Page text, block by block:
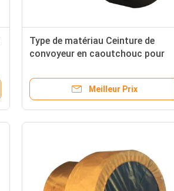
Type de matériau Ceinture de
convoyeur en caoutchouc pour
les industries
Meilleur Prix